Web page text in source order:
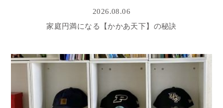
2026.08.06
家庭円満になる【かかあ天下】の秘訣